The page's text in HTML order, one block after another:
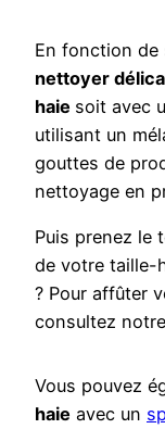
En fonction de
nettoyer
haie soit avec
utilisant un
gouttes de
nettoyage en
Puis prenez le
de votre taille-
? Pour affûter
consultez notre
Vous pouvez
haie avec un